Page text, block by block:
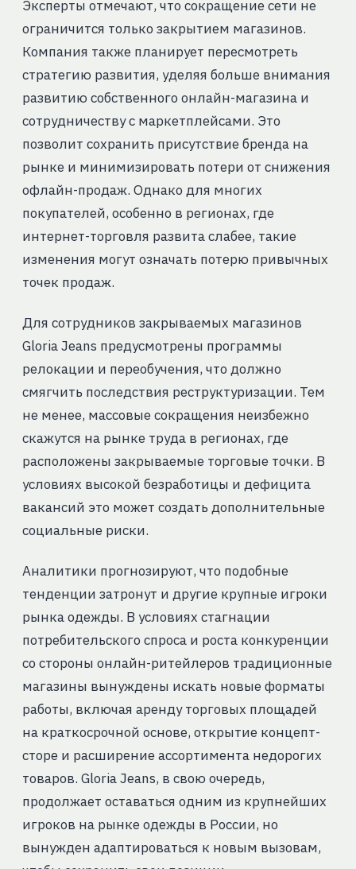
Эксперты отмечают, что сокращение сети не
ограничится только закрытием магазинов.
Компания также планирует пересмотреть
стратегию развития, уделяя больше внимания
развитию собственного онлайн-магазина и
сотрудничеству с маркетплейсами. Это
позволит сохранить присутствие бренда на
рынке и минимизировать потери от снижения
офлайн-продаж. Однако для многих
покупателей, особенно в регионах, где
интернет-торговля развита слабее, такие
изменения могут означать потерю привычных
точек продаж.
Для сотрудников закрываемых магазинов
Gloria Jeans предусмотрены программы
релокации и переобучения, что должно
смягчить последствия реструктуризации. Тем
не менее, массовые сокращения неизбежно
скажутся на рынке труда в регионах, где
расположены закрываемые торговые точки. В
условиях высокой безработицы и дефицита
вакансий это может создать дополнительные
социальные риски.
Аналитики прогнозируют, что подобные
тенденции затронут и другие крупные игроки
рынка одежды. В условиях стагнации
потребительского спроса и роста конкуренции
со стороны онлайн-ритейлеров традиционные
магазины вынуждены искать новые форматы
работы, включая аренду торговых площадей
на краткосрочной основе, открытие концепт-
сторе и расширение ассортимента недорогих
товаров. Gloria Jeans, в свою очередь,
продолжает оставаться одним из крупнейших
игроков на рынке одежды в России, но
вынужден адаптироваться к новым вызовам,